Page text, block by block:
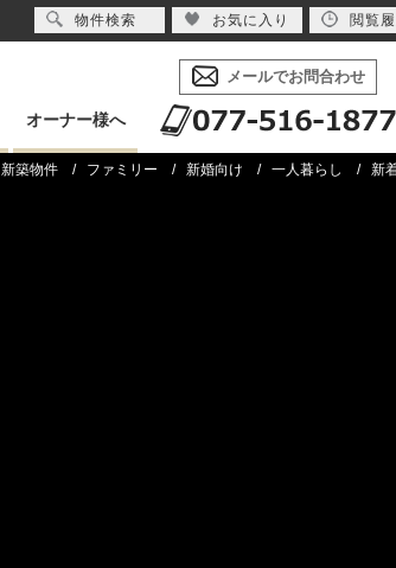
オーナー様へ
メールでお問合わせ
新築物件 ファミリー 新婚向け 一人暮らし 新
物件検索 お気に入り 閲覧